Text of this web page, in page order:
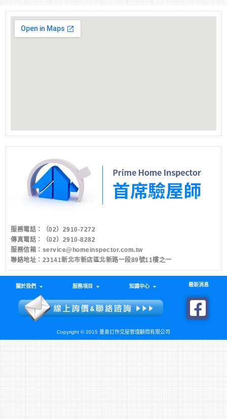
服務電話：
（02）2910-7272
傳真電話：（02）2910-8282
服務信箱： service@homeinspector.com.tw
聯絡地址：23141新北市新店區北新路一段89號11樓之一
關於我們 服務項目 知識中心 最新消息
Copyright © 2015 量身訂作交屋管理顧問有限公司